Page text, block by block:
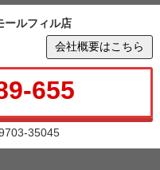
ールフィル店
会社概要はこちら
655
35045